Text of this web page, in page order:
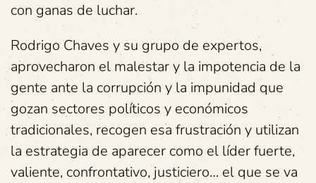
con ganas de luchar.
Rodrigo Chaves y su grupo de expertos,
aprovecharon el malestar y la impotencia de la
gente ante la corrupción y la impunidad que
gozan sectores políticos y económicos
tradicionales, recogen esa frustración y utilizan
la estrategia de aparecer como el líder fuerte,
valiente, confrontativo, justiciero… el que se va